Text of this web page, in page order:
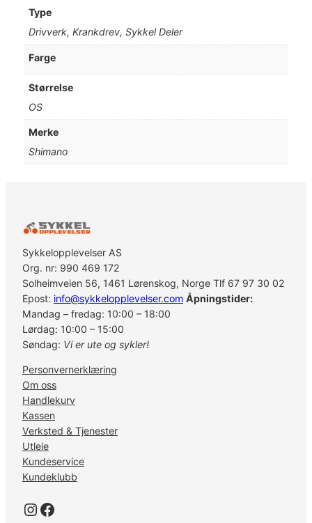
F
C
-
E
8
0
0
0
8
T
f
o
r
B
o
o
t
Type
Drivverk, Krankdrev, Sykkel Deler
Farge
Størrelse
OS
Merke
Shimano
Sykkelopplevelser AS
Org. nr: 990 469 172
Solheimveien 56, 1461 Lørenskog, Norge Tlf 67 97 30 02
Epost: info@sykkelopplevelser.com Åpningstider:
Mandag – fredag: 10:00 – 18:00
Lørdag: 10:00 – 15:00
Søndag: Vi er ute og sykler!
Personvernerklæring
Om oss
Handlekurv
Kassen
Verksted & Tjenester
Utleie
Kundeservice
Kundeklubb
Instagram Facebook